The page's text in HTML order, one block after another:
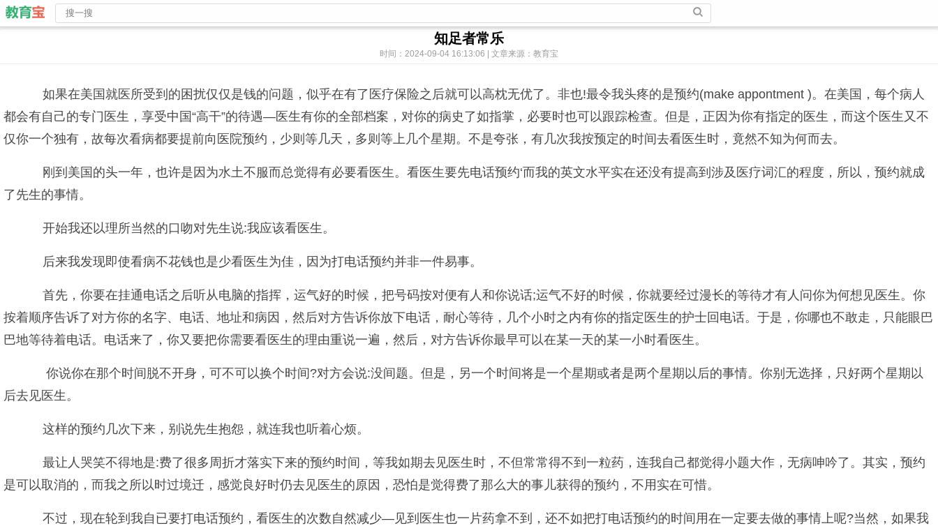
知足者常乐
时间：2024-09-04 16:13:06 | 文章来源：教育宝
如果在美国就医所受到的困扰仅仅是钱的问题，似乎在有了医疗保险之后就可以高枕无优了。非也!最令我头疼的是预约(make appontment )。在美国，每个病人
都会有自己的专门医生，享受中国“高干”的待遇—医生有你的全部档案，对你的病史了如指掌，必要时也可以跟踪检查。但是，正因为你有指定的医生，而这个医生又不
仅你一个独有，故每次看病都要提前向医院预约，少则等几天，多则等上几个星期。不是夸张，有几次我按预定的时间去看医生时，竟然不知为何而去。
刚到美国的头一年，也许是因为水土不服而总觉得有必要看医生。看医生要先电话预约‘而我的英文水平实在还没有提高到涉及医疗词汇的程度，所以，预约就成
了先生的事情。
开始我还以理所当然的口吻对先生说:我应该看医生。
后来我发现即使看病不花钱也是少看医生为佳，因为打电话预约并非一件易事。
首先，你要在挂通电话之后听从电脑的指挥，运气好的时候，把号码按对便有人和你说话;运气不好的时候，你就要经过漫长的等待才有人问你为何想见医生。你
按着顺序告诉了对方你的名字、电话、地址和病因，然后对方告诉你放下电话，耐心等待，几个小时之内有你的指定医生的护士回电话。于是，你哪也不敢走，只能眼巴
巴地等待着电话。电话来了，你又要把你需要看医生的理由重说一遍，然后，对方告诉你最早可以在某一天的某一小时看医生。
你说你在那个时间脱不开身，可不可以换个时间?对方会说:没间题。但是，另一个时间将是一个星期或者是两个星期以后的事情。你别无选择，只好两个星期以
后去见医生。
这样的预约几次下来，别说先生抱怨，就连我也听着心烦。
最让人哭笑不得地是:费了很多周折才落实下来的预约时间，等我如期去见医生时，不但常常得不到一粒药，连我自己都觉得小题大作，无病呻吟了。其实，预约
是可以取消的，而我之所以时过境迁，感觉良好时仍去见医生的原因，恐怕是觉得费了那么大的事儿获得的预约，不用实在可惜。
不过，现在轮到我自已要打电话预约，看医生的次数自然减少—见到医生也一片药拿不到，还不如把打电话预约的时间用在一定要去做的事情上呢?当然，如果我